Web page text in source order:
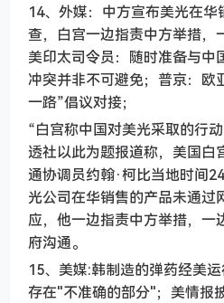
14、外媒：中方宣布美光在
查，白宫一边指责中方举措，
美印太司令员：随时准备与中
冲突并非不可避免；普京：欧
一路”倡议对接；
“白宫称中国对美光采取的行
透社以此为题报道称，美国白
通协调员约翰·柯比当地时间
光公司在华销售的产品未通过
应，他一边指责中方举措，一
府沟通。
15、美媒:韩制造的弹药经美
存在"不准确的部分"；美情报